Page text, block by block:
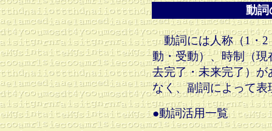
動詞
動詞には人称（1・2
動・受動）、時制（
去完了・未来完了）
なく、副詞によって表
●動詞活用一覧